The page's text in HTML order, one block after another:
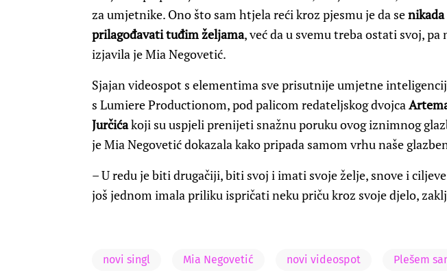
za umjetnike. Ono što sam htjela reći kroz pjesmu je da se
prilagođavati tuđim željama, već da u svemu treba ostati svoj, pa
izjavila je Mia Negovetić.
Sjajan videospot s elementima sve prisutnije umjetne
s Lumiere Productionom, pod palicom redateljskog dvojca
Jurčićakoji su uspjeli prenijeti snažnu poruku ovog iznimnog
je Mia Negovetić dokazala kako pripada samom vrhu naše
– U redu je biti drugačiji, biti svoj i imati svoje želje, snove i
još jednom imala priliku ispričati neku priču kroz svoje djelo,
novi singl Mia Negovetić novi videospot Plešem